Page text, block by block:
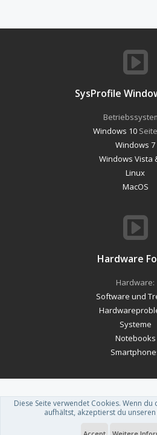
SysProfile
Windows 10
Windows 7
Windows Vista
Linux
MacOS
Hardware
Hardware:
Software und
Systeme
Notebooks
Forum software by XenForo™-
Theme designed by
Diese Seite verwendet Cookies. Wenn
aufhältst, akzeptierst du